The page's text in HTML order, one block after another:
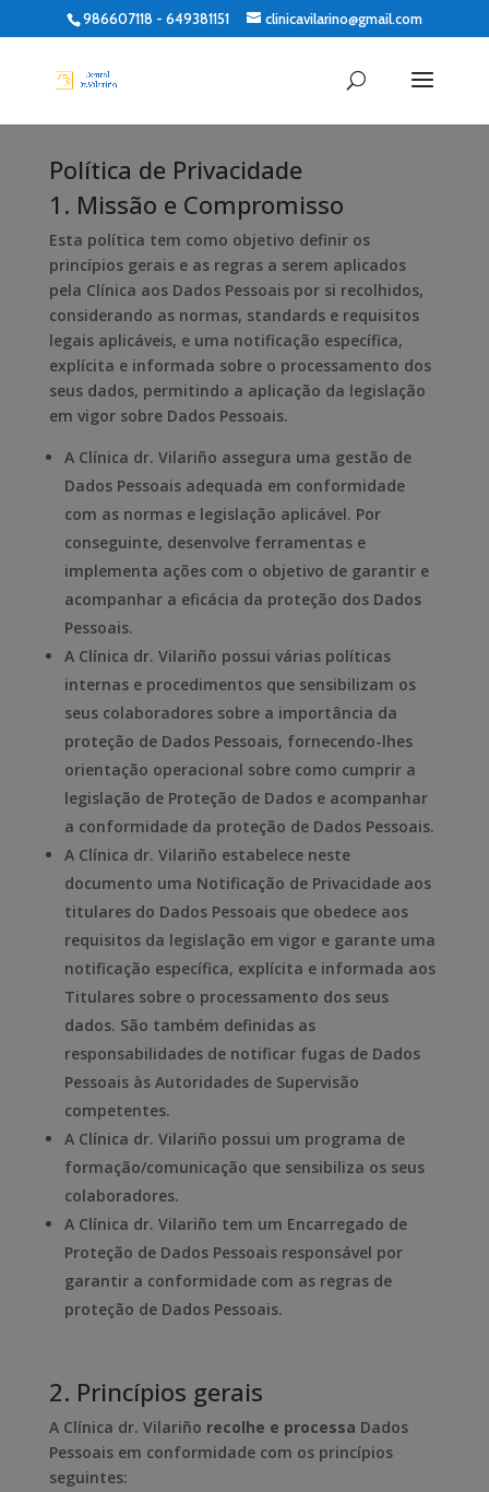
986607118 - 649381151 clinicavilarino@gmail.com
Política de Privacidade
1. Missão e Compromisso
Esta política tem como objetivo definir os
princípios gerais e as regras a serem aplicados
pela Clínica aos Dados Pessoais por si recolhidos,
considerando as normas, standards e requisitos
legais aplicáveis, e uma notificação específica,
explícita e informada sobre o processamento dos
seus dados, permitindo a aplicação da legislação
em vigor sobre Dados Pessoais.
A Clínica dr. Vilariño assegura uma gestão de
Dados Pessoais adequada em conformidade
com as normas e legislação aplicável. Por
conseguinte, desenvolve ferramentas e
implementa ações com o objetivo de garantir e
acompanhar a eficácia da proteção dos Dados
Pessoais.
A Clínica dr. Vilariño possui várias políticas
internas e procedimentos que sensibilizam os
seus colaboradores sobre a importância da
proteção de Dados Pessoais, fornecendo-lhes
orientação operacional sobre como cumprir a
legislação de Proteção de Dados e acompanhar
a conformidade da proteção de Dados Pessoais.
A Clínica dr. Vilariño estabelece neste
documento uma Notificação de Privacidade aos
titulares do Dados Pessoais que obedece aos
requisitos da legislação em vigor e garante uma
notificação específica, explícita e informada aos
Titulares sobre o processamento dos seus
dados. São também definidas as
responsabilidades de notificar fugas de Dados
Pessoais às Autoridades de Supervisão
competentes.
A Clínica dr. Vilariño possui um programa de
formação/comunicação que sensibiliza os seus
colaboradores.
A Clínica dr. Vilariño tem um Encarregado de
Proteção de Dados Pessoais responsável por
garantir a conformidade com as regras de
proteção de Dados Pessoais.
2. Princípios gerais
A Clínica dr. Vilariño recolhe e processa Dados
Pessoais em conformidade com os princípios
seguintes: